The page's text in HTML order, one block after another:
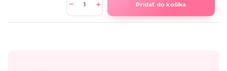
Pridať do košíka